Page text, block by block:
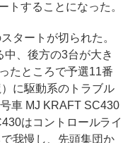
トすることになった。
タートが切られた。
中、後方の3台が大き
たところで予選11番
に駆動系のトラブル
車 MJ KRAFT SC430
はコントロールライ
我慢し、先頭集団か